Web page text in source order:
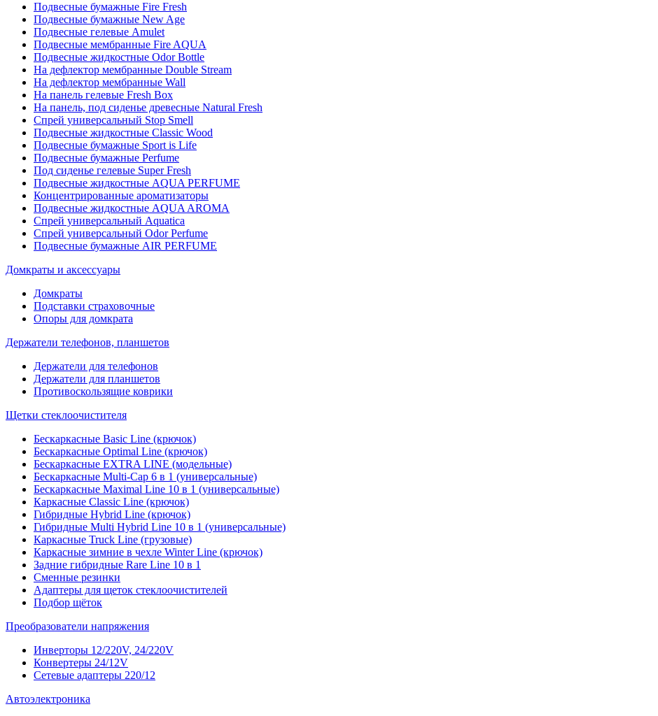
Подвесные бумажные Fire Fresh
Подвесные бумажные New Age
Подвесные гелевые Amulet
Подвесные мембранные Fire AQUA
Подвесные жидкостные Odor Bottle
На дефлектор мембранные Double Stream
На дефлектор мембранные Wall
На панель гелевые Fresh Box
На панель, под сиденье древесные Natural Fresh
Спрей универсальный Stop Smell
Подвесные жидкостные Classic Wood
Подвесные бумажные Sport is Life
Подвесные бумажные Perfume
Под сиденье гелевые Super Fresh
Подвесные жидкостные AQUA PERFUME
Концентрированные ароматизаторы
Подвесные жидкостные AQUA AROMA
Спрей универсальный Aquatica
Спрей универсальный Odor Perfume
Подвесные бумажные AIR PERFUME
Домкраты и аксессуары
Домкраты
Подставки страховочные
Опоры для домкрата
Держатели телефонов, планшетов
Держатели для телефонов
Держатели для планшетов
Противоскользящие коврики
Щетки стеклоочистителя
Бескаркасные Basic Line (крючок)
Бескаркасные Optimal Line (крючок)
Бескаркасные EXTRA LINE (модельные)
Бескаркасные Multi-Cap 6 в 1 (универсальные)
Бескаркасные Maximal Line 10 в 1 (универсальные)
Каркасные Classic Line (крючок)
Гибридные Hybrid Line (крючок)
Гибридные Multi Hybrid Line 10 в 1 (универсальные)
Каркасные Truck Line (грузовые)
Каркасные зимние в чехле Winter Line (крючок)
Задние гибридные Rare Line 10 в 1
Сменные резинки
Адаптеры для щеток стеклоочистителей
Подбор щёток
Преобразователи напряжения
Инверторы 12/220V, 24/220V
Конвертеры 24/12V
Сетевые адаптеры 220/12
Автоэлектроника